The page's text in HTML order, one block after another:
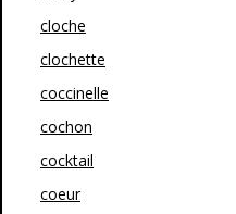
cloche
clochette
coccinelle
cochon
cocktail
coeur